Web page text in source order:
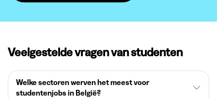
Veelgestelde vragen van studenten
Welke sectoren werven het meest voor
studentenjobs in België?